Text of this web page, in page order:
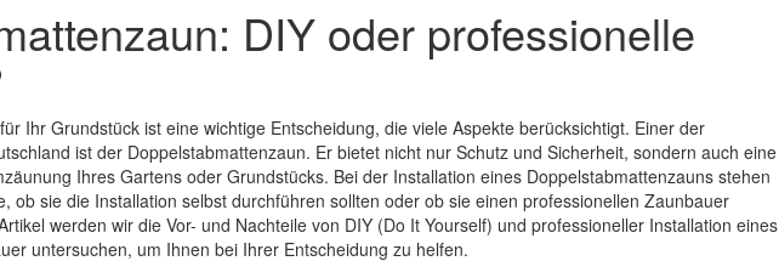
DIY oder professionelle
Ihr Grundstück ist eine wichtige Entscheidung, die viele Aspekte berücksichtigt. Einer der
ist der Doppelstabmattenzaun. Er bietet nicht nur Schutz und Sicherheit, sondern auch eine
Ihres Gartens oder Grundstücks. Bei der Installation eines Doppelstabmattenzauns stehen
ob sie die Installation selbst durchführen sollten oder ob sie einen professionellen Zaunbauer
werden wir die Vor- und Nachteile von DIY (Do It Yourself) und professioneller Installation eines
untersuchen, um Ihnen bei Ihrer Entscheidung zu helfen.